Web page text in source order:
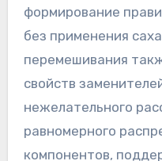
формирование
без применения
перемешивания
свойств
нежелательного
равномерного
компонентов,